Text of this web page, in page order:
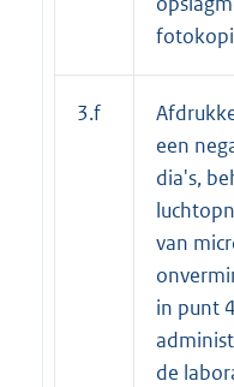
3.f
een
dia's,
van
in punt
de